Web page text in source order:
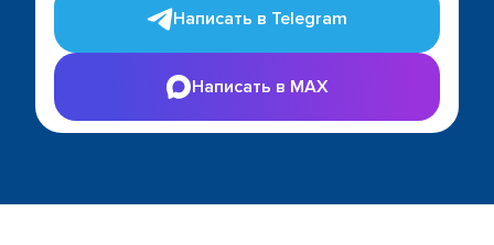
Написать в Telegram
Написать в MAX